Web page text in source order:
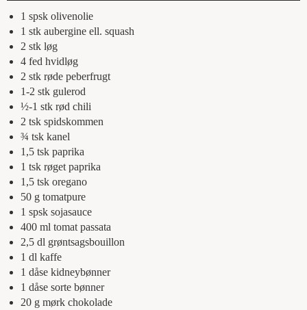
1 spsk olivenolie
1 stk aubergine ell. squash
2 stk løg
4 fed hvidløg
2 stk røde peberfrugt
1-2 stk gulerod
½-1 stk rød chili
2 tsk spidskommen
¾ tsk kanel
1,5 tsk paprika
1 tsk røget paprika
1,5 tsk oregano
50 g tomatpure
1 spsk sojasauce
400 ml tomat passata
2,5 dl grøntsagsbouillon
1 dl kaffe
1 dåse kidneybønner
1 dåse sorte bønner
20 g mørk chokolade